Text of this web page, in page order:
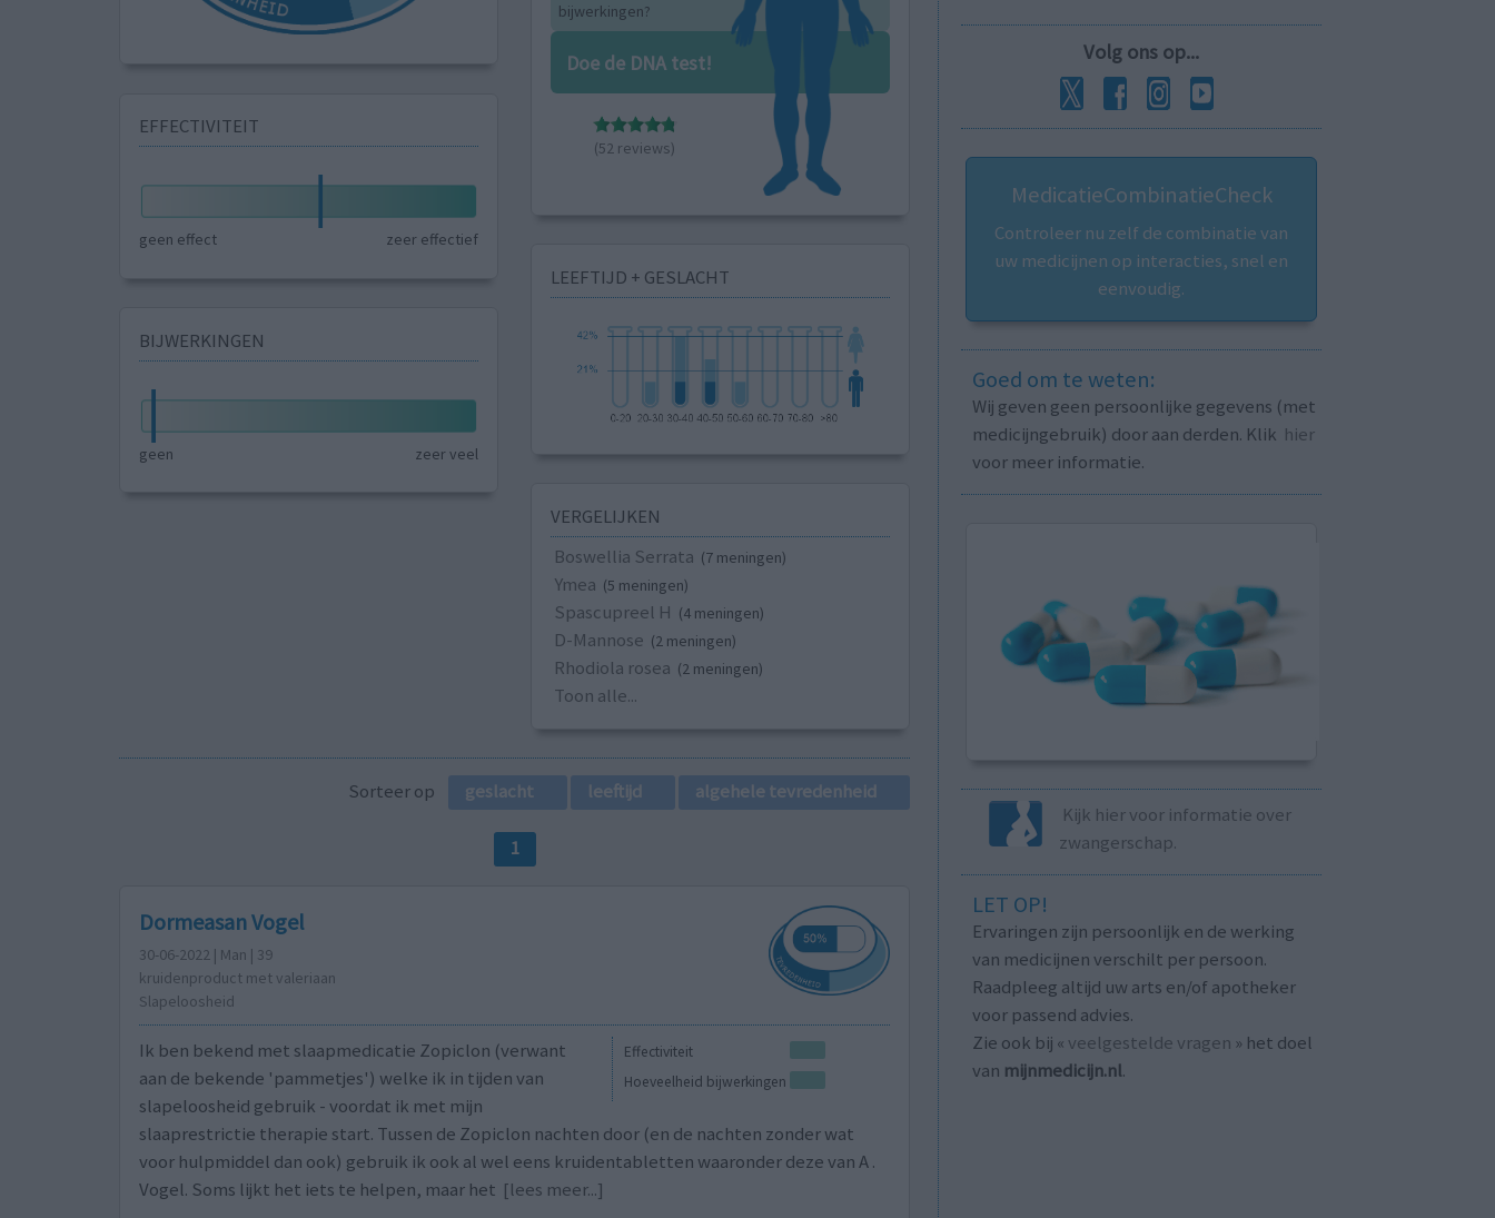
EFFECTIVITEIT
geen effect zeer effectief
BIJWERKINGEN
geen zeer veel
bijwerkingen?
Doe de DNA test!
(52 reviews)
LEEFTIJD + GESLACHT
VERGELIJKEN
Boswellia Serrata (7 meningen)
Ymea (5 meningen)
Spascupreel H (4 meningen)
D-Mannose (2 meningen)
Rhodiola rosea (2 meningen)
Toon alle...
Sorteer op geslacht leeftijd algehele tevredenheid
1
Dormeasan Vogel
30-06-2022 | Man | 39
kruidenproduct met valeriaan
Slapeloosheid
Effectiviteit
Hoeveelheid bijwerkingen
Ik ben bekend met slaapmedicatie Zopiclon (verwant
aan de bekende 'pammetjes') welke ik in tijden van
slapeloosheid gebruik - voordat ik met mijn
slaaprestrictie therapie start. Tussen de Zopiclon nachten door (en de nachten zonder wat
voor hulpmiddel dan ook) gebruik ik ook al wel eens kruidentabletten waaronder deze van A .
Vogel. Soms lijkt het iets te helpen, maar het [lees meer...]
Volg ons op...
MedicatieCombinatieCheck
Controleer nu zelf de combinatie van
uw medicijnen op interacties, snel en
eenvoudig.
Goed om te weten:
Wij geven geen persoonlijke gegevens (met
medicijngebruik) door aan derden. Klik hier
voor meer informatie.
Kijk hier voor informatie over
zwangerschap.
LET OP!
Ervaringen zijn persoonlijk en de werking
van medicijnen verschilt per persoon.
Raadpleeg altijd uw arts en/of apotheker
voor passend advies.
Zie ook bij « veelgestelde vragen » het doel
van mijnmedicijn.nl.